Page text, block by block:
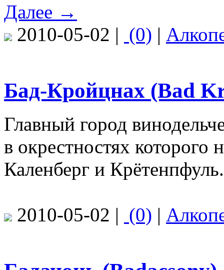
Далее →
2010-05-02 | (0) |
Бад-Кройцнах (Bad
Главный город
в окрестностях которого
Каленберг и Крётенпфуль.
2010-05-02 | (0) |